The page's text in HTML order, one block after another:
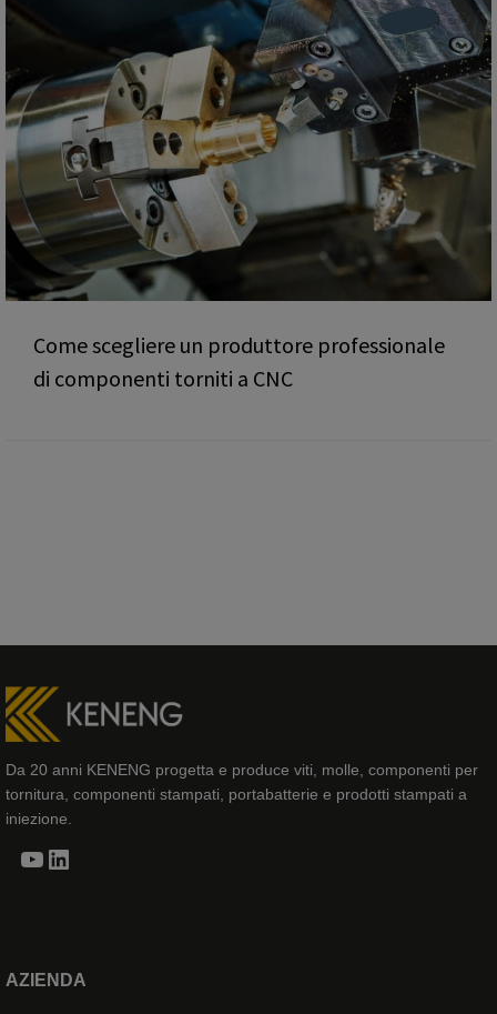
Come scegliere un produttore professionale
di componenti torniti a CNC
Da 20 anni KENENG progetta e produce viti, molle, componenti per
tornitura, componenti stampati, portabatterie e prodotti stampati a
iniezione.
YouTube
LinkedIn
AZIENDA